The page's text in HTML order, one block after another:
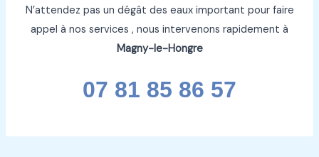
N’attendez pas un dégât des eaux important pour faire
appel à nos services , nous intervenons rapidement à
Magny-le-Hongre
07 81 85 86 57